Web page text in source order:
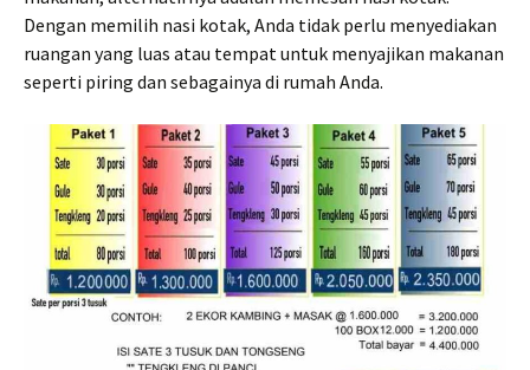
Dengan memilih nasi kotak, Anda tidak perlu menyediakan
ruangan yang luas atau tempat untuk menyajikan makanan
seperti piring dan sebagainya di rumah Anda.